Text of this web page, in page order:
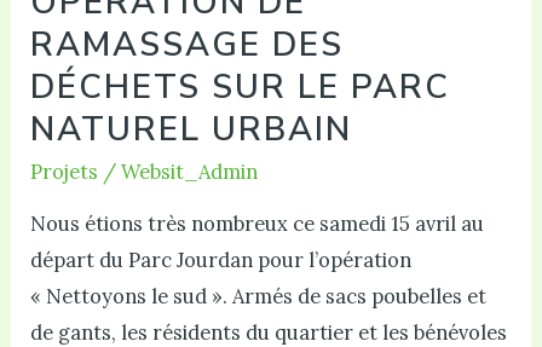
RAMASSAGE DES
DÉCHETS SUR LE PARC
NATUREL URBAIN
Projets /Websit_Admin
Nous étions très nombreux ce samedi 15 avril au
départ du Parc Jourdan pour l’opération
« Nettoyons le sud ». Armés de sacs poubelles et
de gants, les résidents du quartier et les bénévoles